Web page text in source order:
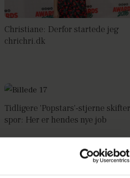
Christiane: Derfor startede jeg
chrichri.dk
Tidligere 'Popstars'-stjerne skifter
spor: Her er hendes nye job